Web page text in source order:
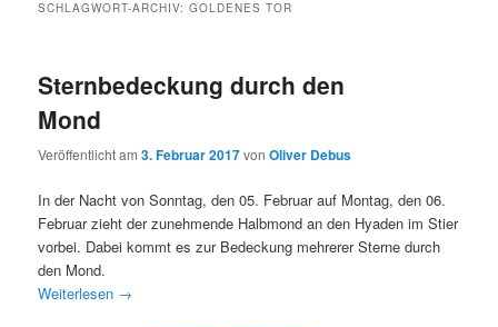
SCHLAGWORT-ARCHIV:GOLDENES TOR
Sternbedeckung durch den
Mond
Veröffentlicht am3. Februar 2017vonOliver Debus
In der Nacht von Sonntag, den 05. Februar auf Montag, den 06.
Februar zieht der zunehmende Halbmond an den Hyaden im Stier
vorbei. Dabei kommt es zur Bedeckung mehrerer Sterne durch
den Mond.
Weiterlesen →